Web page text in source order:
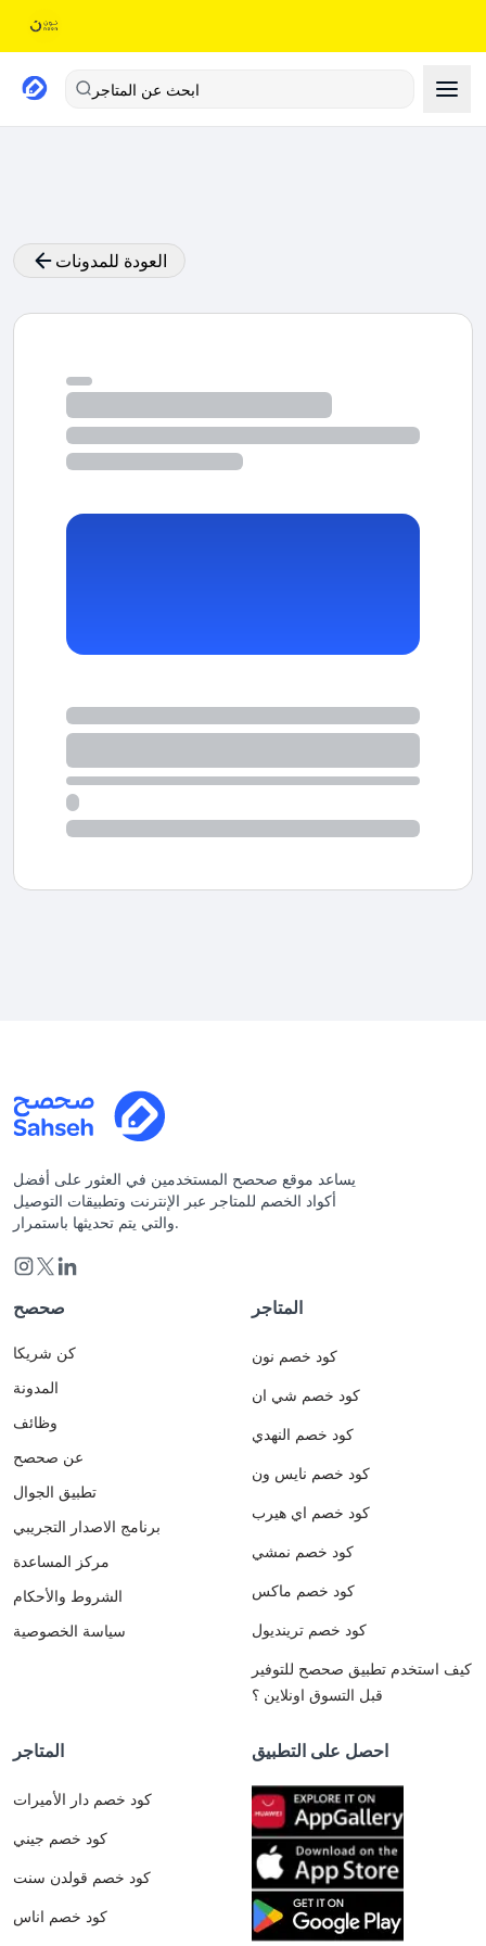
ابحث عن المتاجر
العودة للمدونات
يساعد موقع صحصح المستخدمين في العثور على أفضل
أكواد الخصم للمتاجر عبر الإنترنت وتطبيقات التوصيل
والتي يتم تحديثها باستمرار.
صحصح
كن شريكا
المدونة
وظائف
عن صحصح
تطبيق الجوال
برنامج الاصدار التجريبي
مركز المساعدة
الشروط والأحكام
سياسة الخصوصية
المتاجر
كود خصم نون
كود خصم شي ان
كود خصم النهدي
كود خصم نايس ون
كود خصم اي هيرب
كود خصم نمشي
كود خصم ماكس
كود خصم ترينديول
كيف استخدم تطبيق صحصح للتوفير
قبل التسوق اونلاين ؟
المتاجر
كود خصم دار الأميرات
كود خصم جيني
كود خصم قولدن سنت
كود خصم اناس
احصل على التطبيق